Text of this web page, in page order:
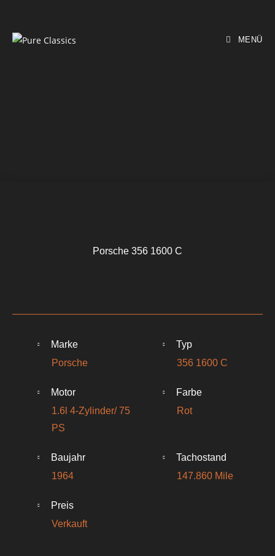
MENÜ
Porsche 356 1600 C
Marke
Porsche
Motor
1.6l 4-Zylinder/ 75
PS
Typ
356 1600 C
Farbe
Rot
Baujahr
1964
Tachostand
147.860 Mile
Preis
Verkauft